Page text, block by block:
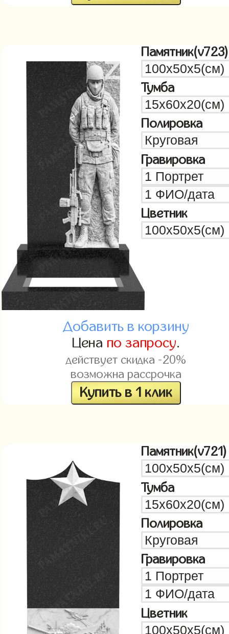
Памятник(v723)
Тумба
Полировка
Гравировка
Цветник
Добавить в корзину
Цена по запросу.
действует скидка -20%
возможна рассрочка
Купить в 1 клик
Памятник(v721)
Тумба
Полировка
Гравировка
Цветник